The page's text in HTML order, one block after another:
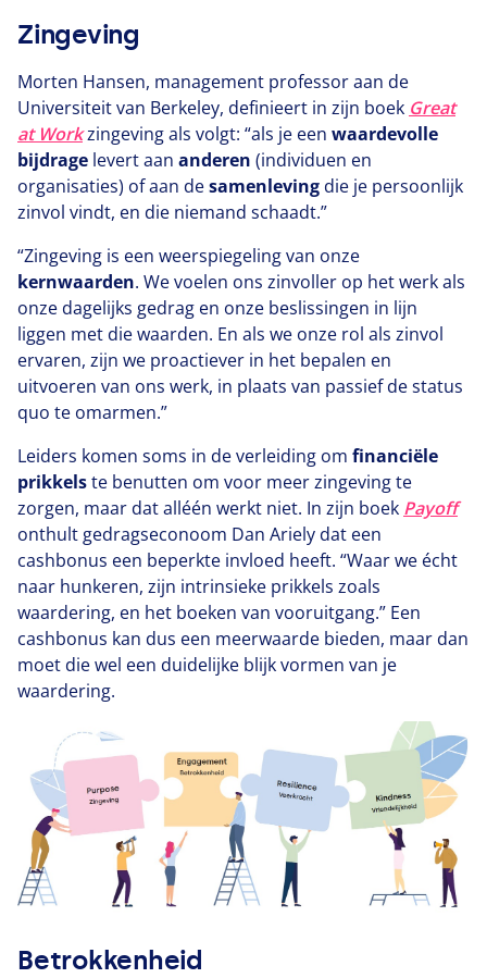
Zingeving
Morten Hansen, management professor aan de
Universiteit van Berkeley, definieert in zijn boek Great
at Workzingeving als volgt: “als je een waardevolle
bijdrage levert aan anderen (individuen en
organisaties) of aan desamenlevingdie je persoonlijk
zinvol vindt, en die niemand schaadt.”
“Zingeving is een weerspiegeling van onze
kernwaarden. We voelen ons zinvoller op het werk als
onze dagelijks gedrag en onze beslissingen in lijn
liggen met die waarden. En als we onze rol als zinvol
ervaren, zijn we proactiever in het bepalen en
uitvoeren van ons werk, in plaats van passief de status
quo te omarmen.”
Leiders komen soms in de verleiding om financiële
prikkelste benutten om voor meer zingeving te
zorgen, maar dat alléén werkt niet. In zijn boek Payoff
onthult gedragseconoom Dan Ariely dat een
cashbonus een beperkte invloed heeft. “Waar we écht
naar hunkeren, zijn intrinsieke prikkels zoals
waardering, en het boeken van vooruitgang.” Een
cashbonus kan dus een meerwaarde bieden, maar dan
moet die wel een duidelijke blijk vormen van je
waardering.
Betrokkenheid